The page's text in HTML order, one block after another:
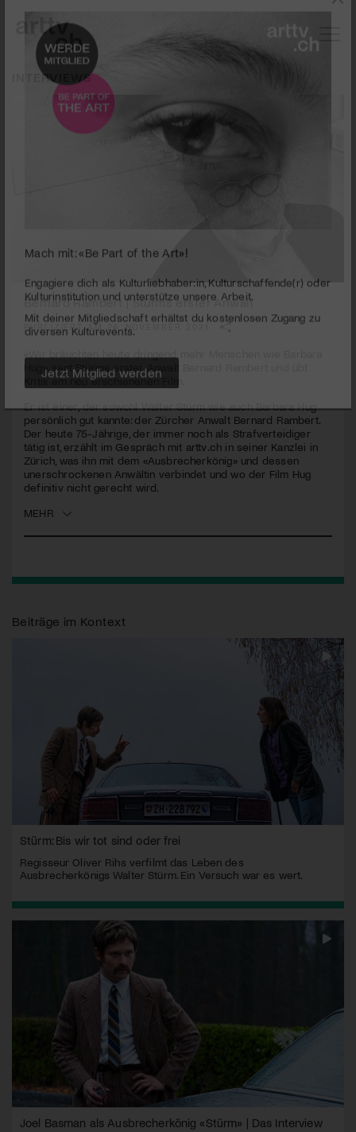
INTERVIEWS
Bernard Rambert | Stürms erster Anwalt
PUBLIZIERT AM 24. NOVEMBER 2021
Hug», sagt Stürms erster Anwalt Bernard Rambert und übt
Kritik am neu erschienenen Film.
Er ist einer, der sowohl Walter Stürm wie auch Barbara Hug
persönlich gut kannte: der Zürcher Anwalt Bernard Rambert.
Der heute 75-Jährige, der immer noch als Strafverteidiger
tätig ist, erzählt im Gespräch mit arttv.ch in seiner Kanzlei in
Zürich, was ihn mit dem «Ausbrecherkönig» und dessen
unerschrockenen Anwältin verbindet und wo der Film Hug
definitiv nicht gerecht wird.
MEHR
Beiträge im Kontext
Stürm: Bis wir tot sind oder frei
Regisseur Oliver Rihs verfilmt das Leben des
Ausbrecherkönigs Walter Stürm. Ein Versuch war es wert.
Joel Basman als Ausbrecherkönig «Stürm» | Das Interview
Engagiere dich als Kulturliebhaber:in, Kulturschaffende(r) oder
Kulturinstitution und unterstütze unsere Arbeit.
Mit deiner Mitgliedschaft erhältst du kostenlosen Zugang zu
Jetzt Mitglied werden